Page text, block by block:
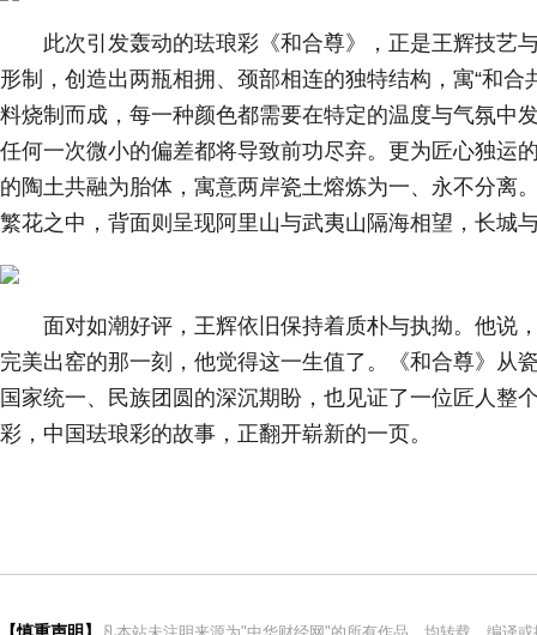
此次引发轰动的珐琅彩《和合尊》，正是王辉技艺
形制，创造出两瓶相拥、颈部相连的独特结构，寓“和
料烧制而成，每一种颜色都需要在特定的温度与气氛中
任何一次微小的偏差都将导致前功尽弃。更为匠心独运
的陶土共融为胎体，寓意两岸瓷土熔炼为一、永不分离
繁花之中，背面则呈现阿里山与武夷山隔海相望，长城
面对如潮好评，王辉依旧保持着质朴与执拗。他说
完美出窑的那一刻，他觉得这一生值了。《和合尊》从
国家统一、民族团圆的深沉期盼，也见证了一位匠人整
彩，中国珐琅彩的故事，正翻开崭新的一页。